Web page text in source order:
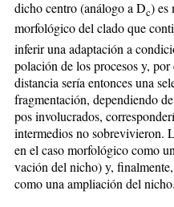
dicho cen­tro (análogo a Dc) es
morfológico del clado que
inferir una adaptación a
po­la­ción de los procesos y,
distancia sería entonces una
fragmentación, de­pen­diendo
pos involucrados,
intermedios no sobrevivieron.
en el caso mor­fo­ló­gico como
vación del nicho) y,
como una ampliación del nicho.